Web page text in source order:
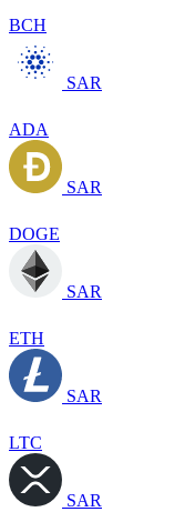
BCH
SAR
ADA
SAR
DOGE
SAR
ETH
SAR
LTC
SAR